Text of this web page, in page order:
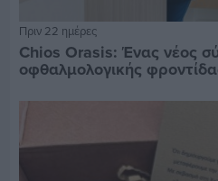
Πριν 22 ημέρες
Chios Orasis: Ένας νέος
οφθαλμολογικής